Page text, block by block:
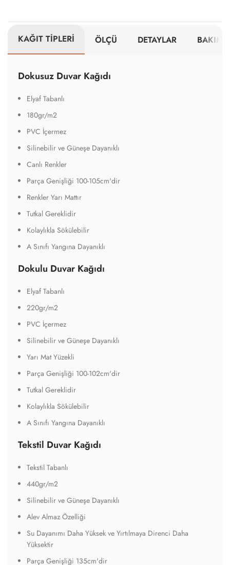
KAĞIT TİPLERİ ÖLÇÜ DETAYLAR BAKIM
Dokusuz Duvar Kağıdı
Elyaf Tabanlı
180gr/m2
PVC İçermez
Silinebilir ve Güneşe Dayanıklı
Canlı Renkler
Parça Genişliği 100-105cm'dir
Renkler Yarı Mattır
Tutkal Gereklidir
Kolaylıkla Sökülebilir
A Sınıfı Yangına Dayanıklı
Dokulu Duvar Kağıdı
Elyaf Tabanlı
220gr/m2
PVC İçermez
Silinebilir ve Güneşe Dayanıklı
Yarı Mat Yüzekli
Parça Genişliği 100-102cm'dir
Tutkal Gereklidir
Kolaylıkla Sökülebilir
A Sınıfı Yangına Dayanıklı
Tekstil Duvar Kağıdı
Tekstil Tabanlı
440gr/m2
Silinebilir ve Güneşe Dayanıklı
Alev Almaz Özelliği
Su Dayanımı Daha Yüksek ve Yırtılmaya Direnci Daha
Yüksektir
Parça Genişliği 135cm'dir